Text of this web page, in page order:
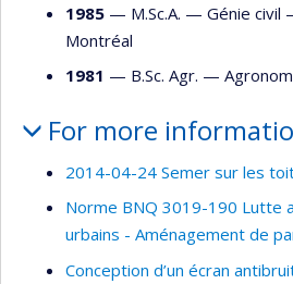
1985 — M.Sc.A. — Génie civil
Montréal
1981 — B.Sc. Agr. —
For more
2014-04-24 Semer sur les
Norme BNQ 3019-190 Lutte
urbains - Aménagement de
Conception d’un écran